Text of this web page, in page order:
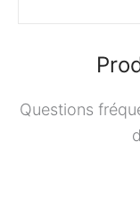
Questions